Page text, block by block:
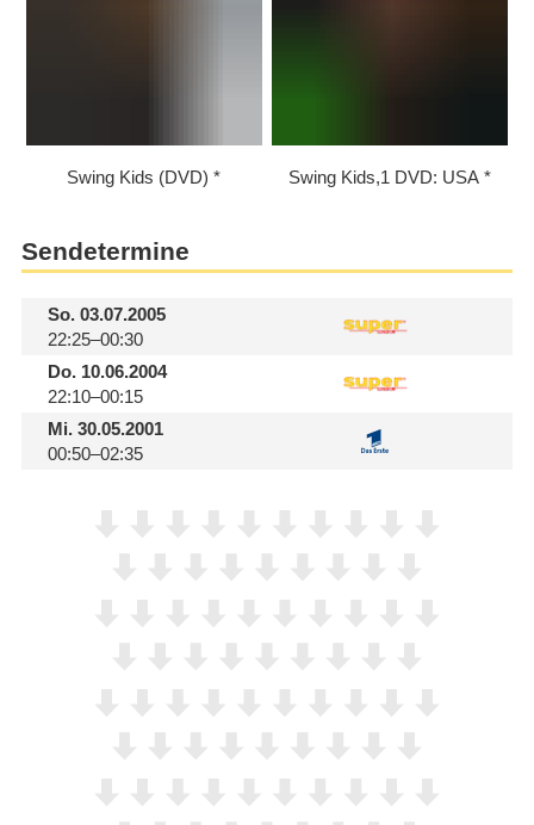
Swing Kids (DVD) Swing Kids,1 DVD: USA
Sendetermine
So.03.07.2005
22:25–00:30
Do.10.06.2004
22:10–00:15
Mi.30.05.2001
00:50–02:35